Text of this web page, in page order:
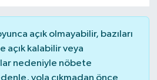
açık olmayabilir, bazıları
kalabilir veya
nedeniyle nöbete